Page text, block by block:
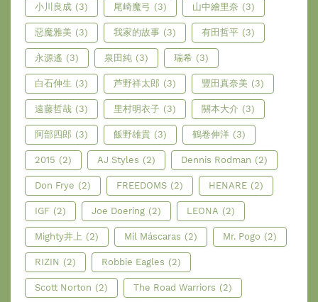
小川良成 (3) 尾崎魔弓 (3) 山中繪里奈 (3)
惡魔雅美 (3) 我家的故事 (3) 有田哲平 (3)
永源遙 (3) 泉田純 (3) 瑞希 (3)
白石伸生 (3) 芦野祥太郎 (3) 豐田真奈美 (3)
遠藤哲哉 (3) 里村明衣子 (3) 關本大介 (3)
阿部四郎 (3) 飯野雄貴 (3) 鶴卷伸洋 (3)
2015 (2) AJ Styles (2) Dennis Rodman (2)
Don Frye (2) FREEDOMS (2) HENARE (2)
IGF (2) Joe Doering (2) LEONA (2)
Mighty井上 (2) Mil Máscaras (2) Mr. Pogo (2)
RIZIN (2) Robbie Eagles (2)
Scott Norton (2) The Road Warriors (2)